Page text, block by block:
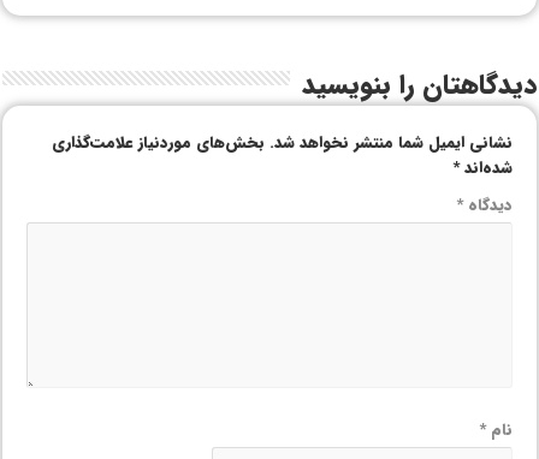
دیدگاهتان را بنویسید
نشانی ایمیل شما منتشر نخواهد شد. بخش‌های موردنیاز علامت‌گذاری
شده‌اند*
دیدگاه*
نام*